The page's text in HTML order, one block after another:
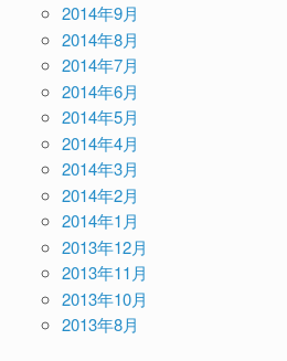
2014年9月
2014年8月
2014年7月
2014年6月
2014年5月
2014年4月
2014年3月
2014年2月
2014年1月
2013年12月
2013年11月
2013年10月
2013年8月